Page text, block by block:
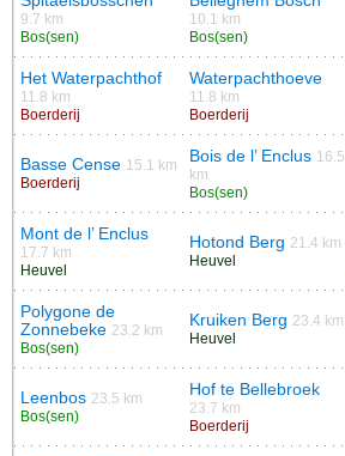
9.7 km
Bos(sen)
10.1 km
Bos(sen)
Het Waterpachthof
11.8 km
Boerderij
Waterpachthoeve
11.8 km
Boerderij
Basse Cense 15.1 km
Boerderij
Bois de l’ Enclus 16.5
km
Bos(sen)
Mont de l’ Enclus
17.7 km
Heuvel
Hotond Berg 21.4 km
Heuvel
Polygone de
Zonnebeke 23.2 km
Bos(sen)
Kruiken Berg 23.4 km
Heuvel
Leenbos 23.5 km
Bos(sen)
Hof te Bellebroek
23.7 km
Boerderij